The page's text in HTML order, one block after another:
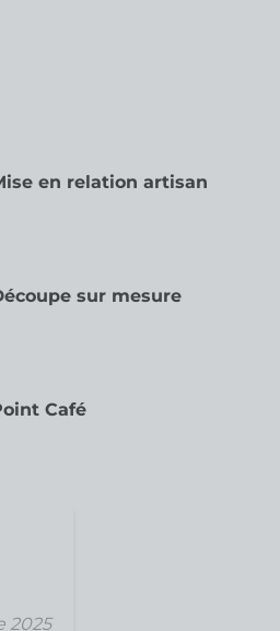
en relation artisan
sur mesure
Café
2025